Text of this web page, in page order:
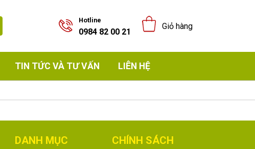
Hotline
0984 82 00 21
Giỏ hàng
TIN TỨC VÀ TƯ VẤN LIÊN HỆ
DANH MỤC
CHÍNH SÁCH